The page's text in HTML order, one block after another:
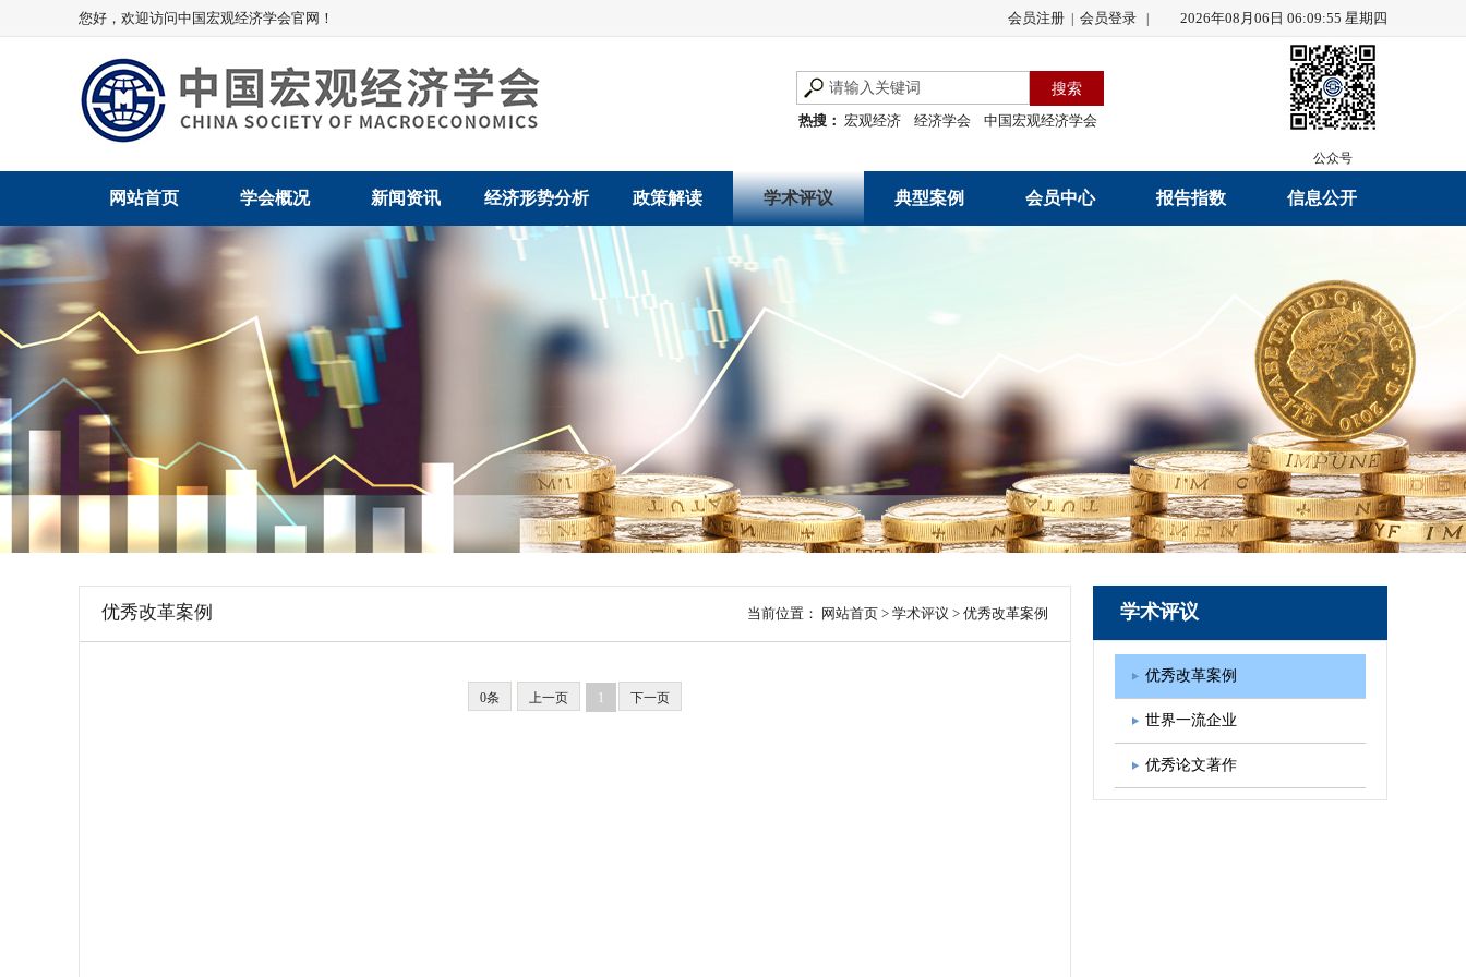
您好，欢迎访问中国宏观经济学会官网！ 会员注册 会员登录 2026年08月06日 06:09:55 星期四
热搜： 宏观经济 经济学会 中国宏观经济学会
公众号
网站首页 学会概况
学会领导
组织机构
法律顾问
学会章程
新闻资讯
新闻动态
党建动态
学会动态
会员动态
地方动态
经济形势分析
经济数据概览
经济运行与调节
创新高技术产业运
行
贸易与流通
政策解读
发展改革令
规范性文件
规划文本
通知
政策图解
学术评议
优秀改革案例
典型案例 会员中心
会员管理办法
报告指数
指数发布
中宏通讯
图书出版
信息公开
年度工作报告
财务工作报告
新闻发言人制度
学术自律制度
学会发展规划
优秀改革案例 当前位置： 网站首页 > 学术评议 > 优秀改革案例
0条 上一页 1 下一页
学术评议
优秀改革案例
世界一流企业
优秀论文著作